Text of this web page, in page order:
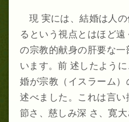
現 実には、結婚は人
るという視点とはほど
の宗教的献身の肝要な
います。前 述したよう
婚が宗教（イスラーム
述べました。これは言
節さ、慈しみ深 さ、寛